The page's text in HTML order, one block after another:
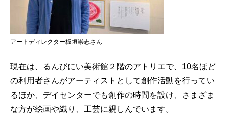
アートディレクター板垣崇志さん
現在は、るんびにい美術館２階のアトリエで、10名ほど
の利用者さんがアーティストとして創作活動を行ってい
るほか、デイセンターでも創作の時間を設け、さまざま
な方が絵画や織り、工芸に親しんでいます。